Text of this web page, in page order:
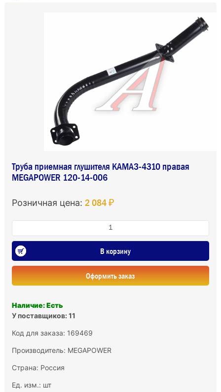
Труба приемная глушителя КАМАЗ-4310 правая
MEGAPOWER 120-14-006
Розничная цена: 2 084 ₽
В корзину
Оформить заказ
Наличие: Есть
У поставщиков: 11
Код для заказа: 169469
Производитель: MEGAPOWER
Страна: Россия
Ед. изм.: шт